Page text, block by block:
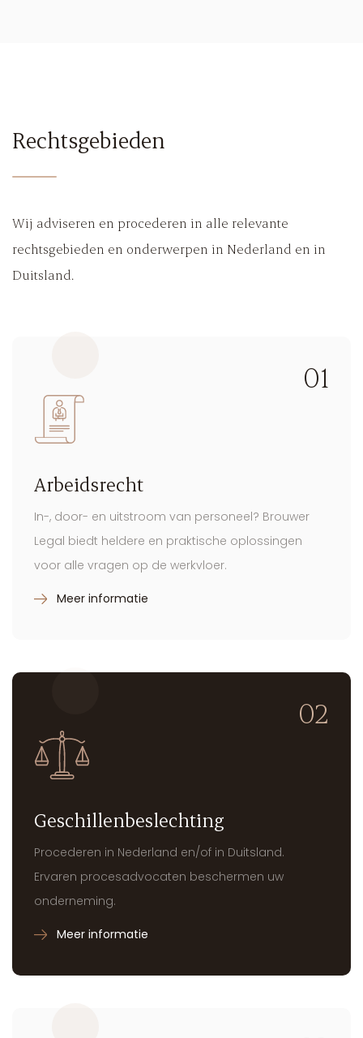
Rechtsgebieden
Wij adviseren en procederen in alle relevante
rechtsgebieden en onderwerpen in Nederland en in
Arbeidsrecht
In-, door- en uitstroom van personeel? Brouwer
Legal biedt heldere en praktische oplossingen
voor alle vragen op de werkvloer.
Geschillenbeslechting
Procederen in Nederland en/of in Duitsland.
Ervaren procesadvocaten beschermen uw
onderneming.